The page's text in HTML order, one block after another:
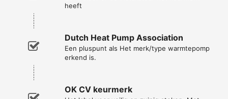
heeft
Dutch Heat Pump Association
Een pluspunt als Het merk/type warmtepomp
erkend is.
OK CV keurmerk